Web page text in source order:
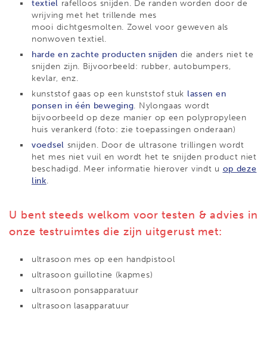
textiel rafelloos snijden. De randen worden door de
wrijving met het trillende mes
mooi dichtgesmolten. Zowel voor geweven als
nonwoven textiel.
harde en zachte producten snijden die anders niet te
snijden zijn. Bijvoorbeeld: rubber, autobumpers,
kevlar, enz.
kunststof gaas op een kunststof stuk lassen en
ponsen in één beweging. Nylongaas wordt
bijvoorbeeld op deze manier op een polypropyleen
huis verankerd (foto: zie toepassingen onderaan)
voedsel snijden. Door de ultrasone trillingen wordt
het mes niet vuil en wordt het te snijden product niet
beschadigd. Meer informatie hierover vindt u op deze
link.
U bent steeds welkom voor testen & advies in
onze testruimtes die zijn uitgerust met:
ultrasoon mes op een handpistool
ultrasoon guillotine (kapmes)
ultrasoon ponsapparatuur
ultrasoon lasapparatuur